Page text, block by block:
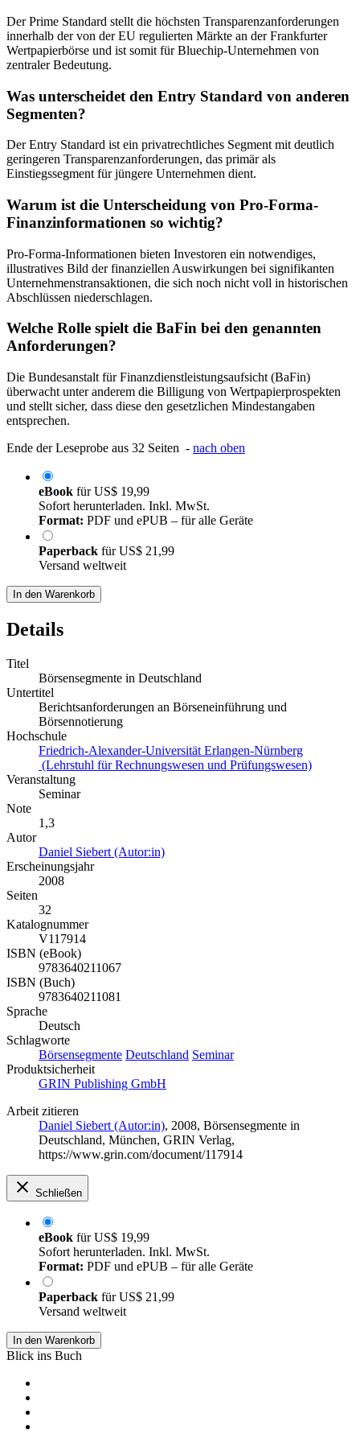
Der Prime Standard stellt die höchsten Transparenzanforderungen
innerhalb der von der EU regulierten Märkte an der Frankfurter
Wertpapierbörse und ist somit für Bluechip-Unternehmen von
zentraler Bedeutung.
Was unterscheidet den Entry Standard von anderen
Segmenten?
Der Entry Standard ist ein privatrechtliches Segment mit deutlich
geringeren Transparenzanforderungen, das primär als
Einstiegssegment für jüngere Unternehmen dient.
Warum ist die Unterscheidung von Pro-Forma-
Finanzinformationen so wichtig?
Pro-Forma-Informationen bieten Investoren ein notwendiges,
illustratives Bild der finanziellen Auswirkungen bei signifikanten
Unternehmenstransaktionen, die sich noch nicht voll in historischen
Abschlüssen niederschlagen.
Welche Rolle spielt die BaFin bei den genannten
Anforderungen?
Die Bundesanstalt für Finanzdienstleistungsaufsicht (BaFin)
überwacht unter anderem die Billigung von Wertpapierprospekten
und stellt sicher, dass diese den gesetzlichen Mindestangaben
entsprechen.
Ende der Leseprobe aus 32 Seiten - nach oben
eBook fürUS$ 19,99
Sofort herunterladen. Inkl. MwSt.
Format: PDF und ePUB – für alle Geräte
Paperback fürUS$ 21,99
Versand weltweit
In den Warenkorb
Details
Titel
Börsensegmente in Deutschland
Untertitel
Berichtsanforderungen an Börseneinführung und
Börsennotierung
Hochschule
Friedrich-Alexander-Universität Erlangen-Nürnberg
(Lehrstuhl für Rechnungswesen und Prüfungswesen)
Veranstaltung
Seminar
Note
1,3
Autor
Daniel Siebert (Autor:in)
Erscheinungsjahr
2008
Seiten
32
Katalognummer
V117914
ISBN (eBook)
9783640211067
ISBN (Buch)
9783640211081
Sprache
Deutsch
Schlagworte
Börsensegmente Deutschland Seminar
Produktsicherheit
GRIN Publishing GmbH
Arbeit zitieren
Daniel Siebert (Autor:in), 2008, Börsensegmente in
Deutschland, München, GRIN Verlag,
https://www.grin.com/document/117914
Schließen
eBook fürUS$ 19,99
Sofort herunterladen. Inkl. MwSt.
Format: PDF und ePUB – für alle Geräte
Paperback fürUS$ 21,99
Versand weltweit
In den Warenkorb
Blick ins Buch